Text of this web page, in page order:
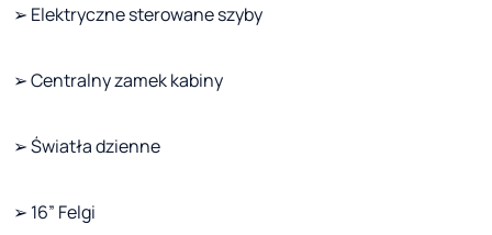
➢ Elektryczne sterowane szyby
➢ Centralny zamek kabiny
➢ Światła dzienne
➢ 16” Felgi